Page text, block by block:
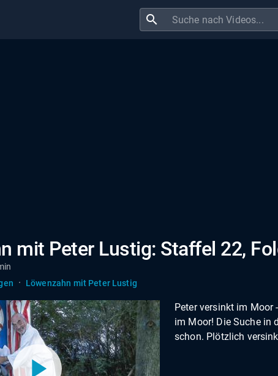
search
mit Peter Lustig: Staffel 22,
· Löwenzahn mit Peter Lustig
Peter versinkt im Moor
im Moor! Die Suche in
schon. Plötzlich